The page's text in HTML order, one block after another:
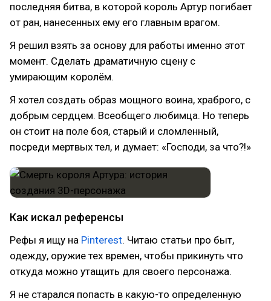
последняя битва, в которой король Артур погибает
от ран, нанесенных ему его главным врагом.
Я решил взять за основу для работы именно этот
момент. Сделать драматичную сцену с
умирающим королём.
Я хотел создать образ мощного воина, храброго, с
добрым сердцем. Всеобщего любимца. Но теперь
он стоит на поле боя, старый и сломленный,
посреди мертвых тел, и думает: «Господи, за что?!»
Как искал референсы
Рефы я ищу на Pinterest. Читаю статьи про быт,
одежду, оружие тех времен, чтобы прикинуть что
откуда можно утащить для своего персонажа.
Я не старался попасть в какую-то определенную